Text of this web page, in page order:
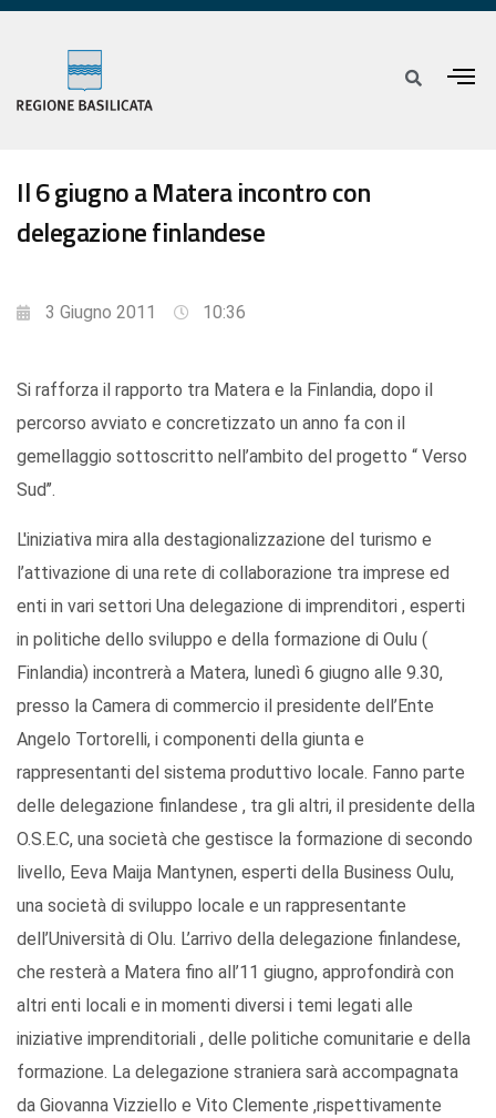
Il 6 giugno a Matera incontro con
delegazione finlandese
3 Giugno 2011 10:36
Si rafforza il rapporto tra Matera e la Finlandia, dopo il
percorso avviato e concretizzato un anno fa con il
gemellaggio sottoscritto nell’ambito del progetto “ Verso
Sud’’.
L'iniziativa mira alla destagionalizzazione del turismo e
l’attivazione di una rete di collaborazione tra imprese ed
enti in vari settori Una delegazione di imprenditori , esperti
in politiche dello sviluppo e della formazione di Oulu (
Finlandia) incontrerà a Matera, lunedì 6 giugno alle 9.30,
presso la Camera di commercio il presidente dell’Ente
Angelo Tortorelli, i componenti della giunta e
rappresentanti del sistema produttivo locale. Fanno parte
delle delegazione finlandese , tra gli altri, il presidente della
O.S.E.C, una società che gestisce la formazione di secondo
livello, Eeva Maija Mantynen, esperti della Business Oulu,
una società di sviluppo locale e un rappresentante
dell’Università di Olu. L’arrivo della delegazione finlandese,
che resterà a Matera fino all’11 giugno, approfondirà con
altri enti locali e in momenti diversi i temi legati alle
iniziative imprenditoriali , delle politiche comunitarie e della
formazione. La delegazione straniera sarà accompagnata
da Giovanna Vizziello e Vito Clemente ,rispettivamente